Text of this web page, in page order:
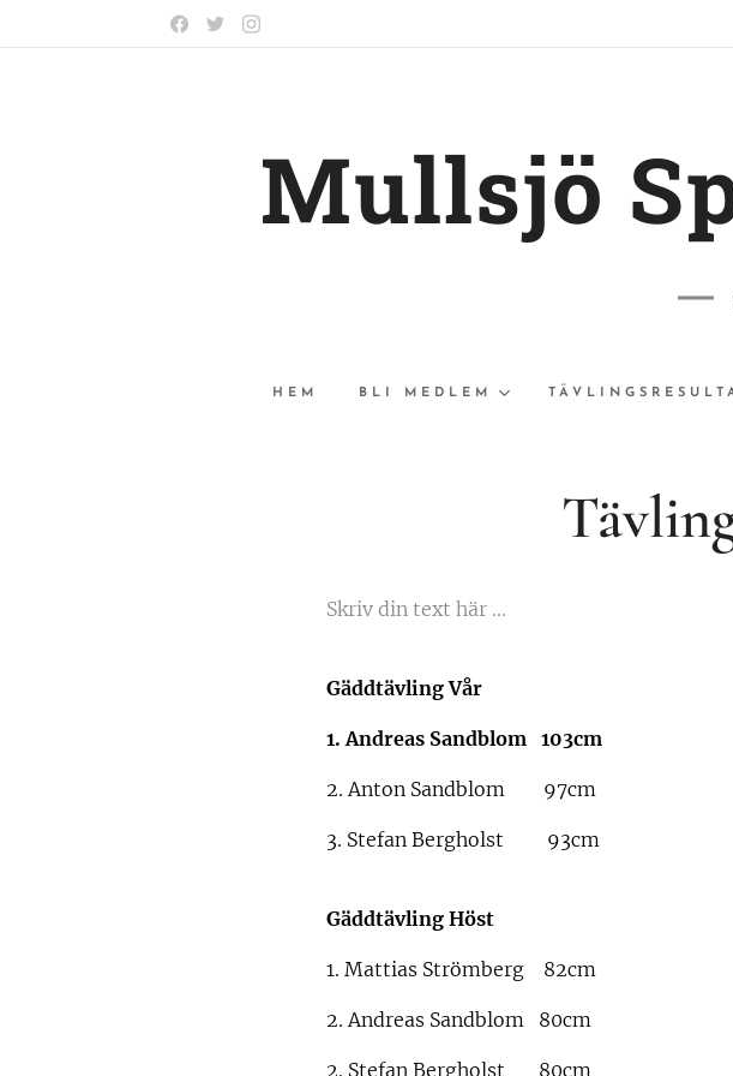
Mullsjö
HEM BLI MEDLEM
Skriv din text här ...
Gäddtävling Vår
1. Andreas Sandblom 103cm
2. Anton Sandblom 97cm
3. Stefan Bergholst 93cm
Gäddtävling Höst
1. Mattias Strömberg 82cm
2. Andreas Sandblom 80cm
2. Stefan Bergholst 80cm